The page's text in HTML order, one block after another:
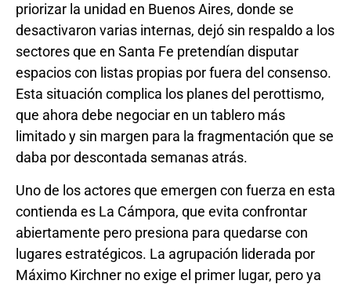
priorizar la unidad en Buenos Aires, donde se
desactivaron varias internas, dejó sin respaldo a los
sectores que en Santa Fe pretendían disputar
espacios con listas propias por fuera del consenso.
Esta situación complica los planes del perottismo,
que ahora debe negociar en un tablero más
limitado y sin margen para la fragmentación que se
daba por descontada semanas atrás.
Uno de los actores que emergen con fuerza en esta
contienda es La Cámpora, que evita confrontar
abiertamente pero presiona para quedarse con
lugares estratégicos. La agrupación liderada por
Máximo Kirchner no exige el primer lugar, pero ya